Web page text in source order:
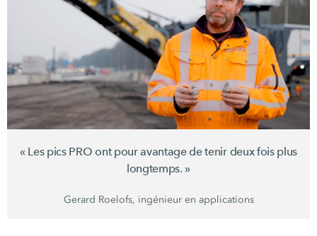
« Lespics PRO ont pour avantage de tenir deux fois plus
longtemps. »
Gerard Roelofs, ingénieur en applications